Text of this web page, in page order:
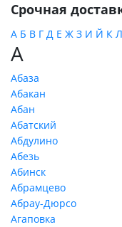
Срочная
А Б В Г Д Е Ж З И Й К Л
А
Абаза
Абакан
Абан
Абатский
Абдулино
Абезь
Абинск
Абрамцево
Абрау-Дюрсо
Агаповка